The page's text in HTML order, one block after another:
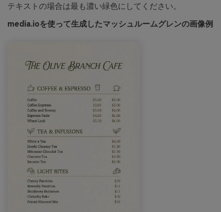
テキストの場合は最も濃い緑色にしてください。
media.ioを使って生成したマッシュルームグレンの画像例